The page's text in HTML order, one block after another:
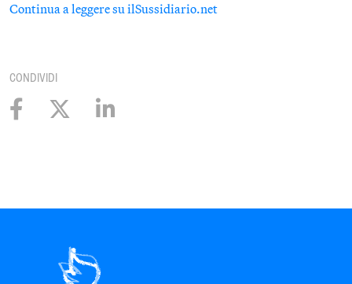
Continua a leggere su ilSussidiario.net
CONDIVIDI